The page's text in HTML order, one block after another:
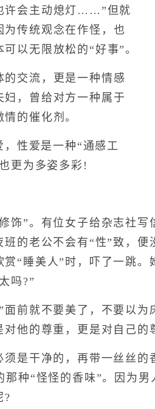
许会主动熄灯……”但就
传统观念在作怪，也
以无限放松的“好事”。
交流，更是一种情感
，曾给对方一种属于
的催化剂。
性爱是一种“通感工
更为多姿多彩!
”。有位女子给杂志社写
的老公不会有“性”致，便
“睡美人”时，吓了一跳。
吗?”
前就不要美了，不要以为
他的尊重，更是对自己的
是干净的，再带一丝丝的
种“怪怪的香味”。因为男
?